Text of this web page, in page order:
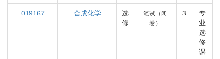
019167
合成化学
选
修
笔试（闭
卷）
3
专
业
选
修
课